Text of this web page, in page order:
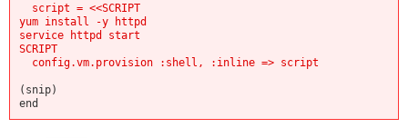
script = <<SCRIPT
yum install -y httpd
service httpd start
SCRIPT
config.vm.provision :shell, :inline => script
(snip)
end